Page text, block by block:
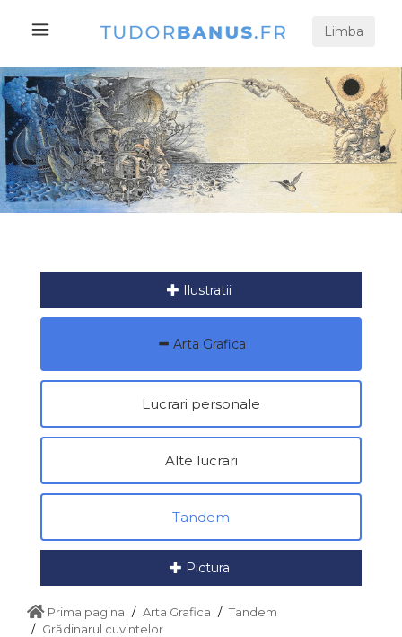
Limba
Ilustratii
Arta Grafica
Lucrari personale
Alte lucrari
Tandem
Pictura
Prima pagina Arta Grafica
Tandem
Grădinarul cuvintelor